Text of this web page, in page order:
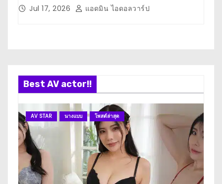
Jul 17, 2026 แอดมิน ไอดอลวาร์ป
Best AV actor!!
AV STAR นางแบบ โพสต์ล่าสุด